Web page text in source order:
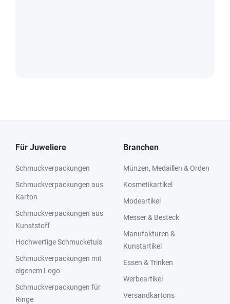
Für Juweliere
Schmuckverpackungen
Schmuckverpackungen aus
Karton
Schmuckverpackungen aus
Kunststoff
Hochwertige Schmucketuis
Schmuckverpackungen mit
eigenem Logo
Schmuckverpackungen für
Ringe
Branchen
Münzen, Medaillen & Orden
Kosmetikartikel
Modeartikel
Messer & Besteck
Manufakturen &
Kunstartikel
Essen & Trinken
Werbeartikel
Versandkartons